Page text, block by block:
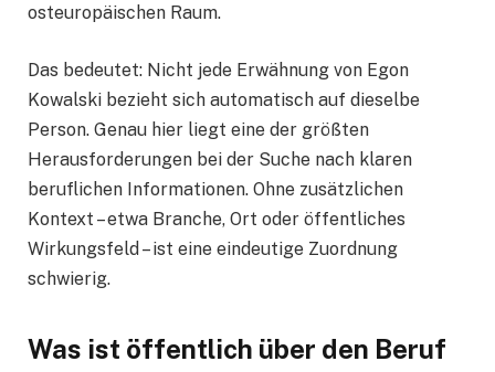
osteuropäischen Raum.
Das bedeutet: Nicht jede Erwähnung von Egon
Kowalski bezieht sich automatisch auf dieselbe
Person. Genau hier liegt eine der größten
Herausforderungen bei der Suche nach klaren
beruflichen Informationen. Ohne zusätzlichen
Kontext – etwa Branche, Ort oder öffentliches
Wirkungsfeld – ist eine eindeutige Zuordnung
schwierig.
Was ist öffentlich über den Beruf